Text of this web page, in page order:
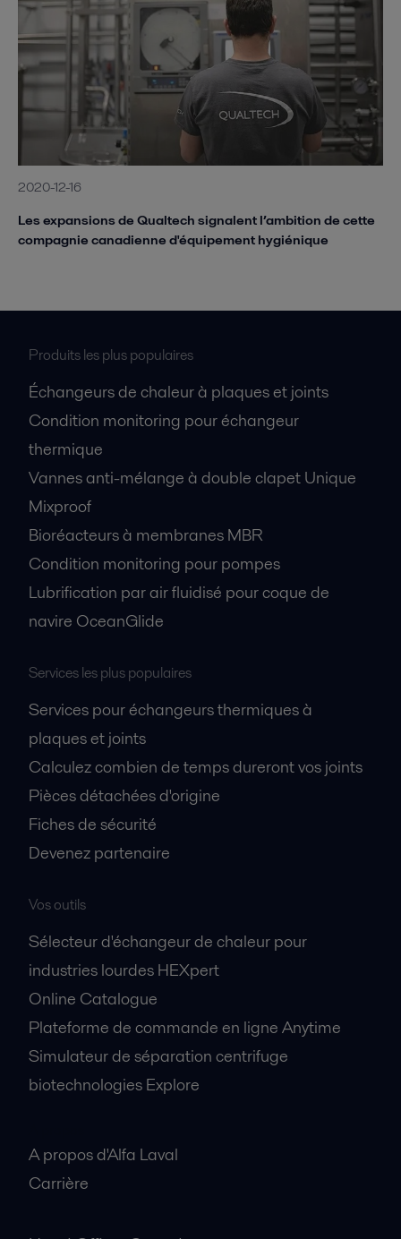
2020-12-16
Les expansions de Qualtech signalent l’ambition de cette
compagnie canadienne d'équipement hygiénique
Produits les plus populaires
Échangeurs de chaleur à plaques et joints
Condition monitoring pour échangeur
thermique
Vannes anti-mélange à double clapet Unique
Mixproof
Bioréacteurs à membranes MBR
Condition monitoring pour pompes
Lubrification par air fluidisé pour coque de
navire OceanGlide
Services les plus populaires
Services pour échangeurs thermiques à
plaques et joints
Calculez combien de temps dureront vos joints
Pièces détachées d'origine
Fiches de sécurité
Devenez partenaire
Vos outils
Sélecteur d'échangeur de chaleur pour
industries lourdes HEXpert
Online Catalogue
Plateforme de commande en ligne Anytime
Simulateur de séparation centrifuge
biotechnologies Explore
A propos d'Alfa Laval
Carrière